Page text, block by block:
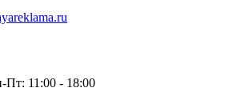
Пт: 11:00 - 18:00